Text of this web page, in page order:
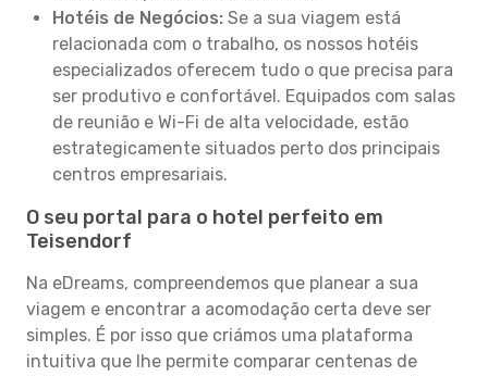
Hotéis de Negócios: Se a sua viagem está
relacionada com o trabalho, os nossos hotéis
especializados oferecem tudo o que precisa para
ser produtivo e confortável. Equipados com salas
de reunião e Wi-Fi de alta velocidade, estão
estrategicamente situados perto dos principais
centros empresariais.
O seu portal para o hotel perfeito em
Teisendorf
Na eDreams, compreendemos que planear a sua
viagem e encontrar a acomodação certa deve ser
simples. É por isso que criámos uma plataforma
intuitiva que lhe permite comparar centenas de